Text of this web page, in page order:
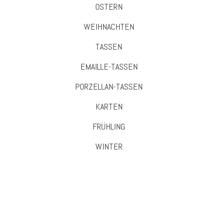
OSTERN
WEIHNACHTEN
TASSEN
EMAILLE-TASSEN
PORZELLAN-TASSEN
KARTEN
FRÜHLING
WINTER